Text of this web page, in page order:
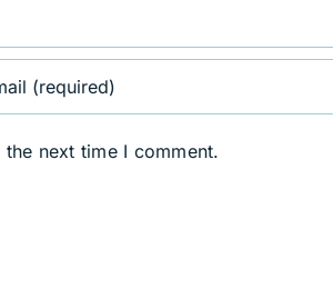
next time I comment.